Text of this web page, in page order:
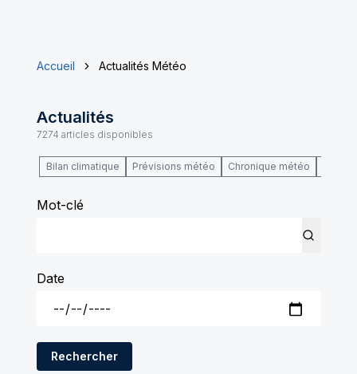
Accueil Actualités Météo
Actualités
7274 articles disponibles
Bilan climatique Prévisions météo Chronique météo
Mot-clé
Date
Rechercher